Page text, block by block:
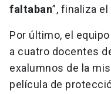
faltaban”, finaliza
Por último, el
a cuatro docentes
exalumnos de la
película de